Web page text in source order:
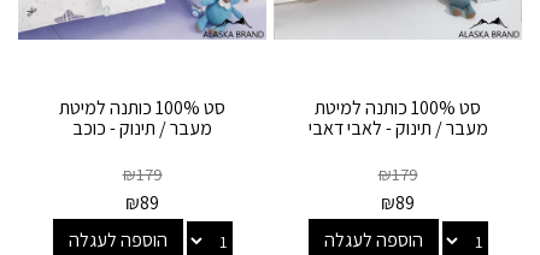
סט 100% כותנה למיטת
מעבר / תינוק - לאבי דאבי
₪179
₪89
הוספה לעגלה
סט 100% כותנה למיטת
מעבר / תינוק - כוכב
₪179
₪89
הוספה לעגלה